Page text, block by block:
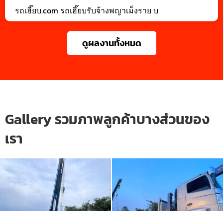
รถเฮี๊ยบ.com รถเฮี๊ยบรับจ้างพญาเม็งราย บ
ดูผลงานทั้งหมด
Gallery รวมภาพลูกค้าบางส่วนของ
เรา